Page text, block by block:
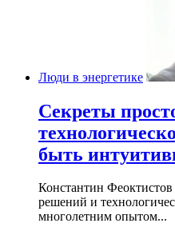
Люди в энергетике
Секреты
быть
Константин
решений и
многолетним опытом...